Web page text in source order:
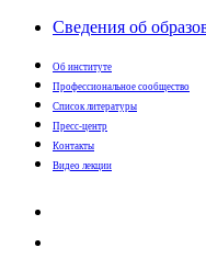
Сведения oб
Об институте
Профессиональное сообщество
Список литературы
Пресс-центр
Контакты
Видео лекции